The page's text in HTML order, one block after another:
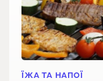
ЇЖА ТА НАПОЇ